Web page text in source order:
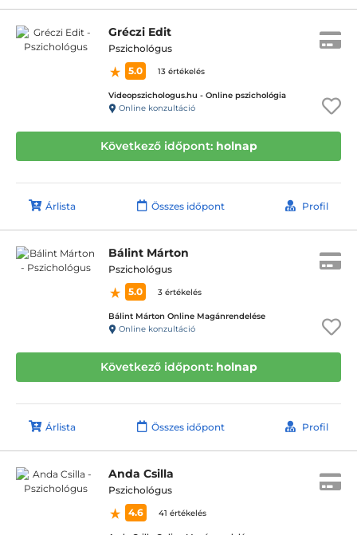
Gréczi Edit
Pszichológus
5.0
13 értékelés
Videopszichologus.hu - Online pszichológia
Online konzultáció
Következő időpont: holnap
Árlista Összes időpont Profil
Bálint Márton
Pszichológus
5.0
3 értékelés
Bálint Márton Online Magánrendelése
Online konzultáció
Következő időpont: holnap
Árlista Összes időpont Profil
Anda Csilla
Pszichológus
4.6
41 értékelés